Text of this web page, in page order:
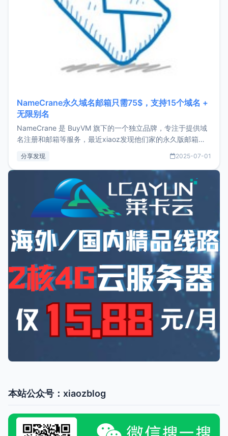
NameCrane永久域名邮箱只需75$，支持15个域名 +
无限别名
NameCrane 是 BuyVM 旗下的一个独立品牌，专注于提供域
名注册和邮箱等服务，最近xiaoz发现他们家的永久版邮箱服
又实惠的域名邮箱，不妨尝试一下 NameCrane。注册
NameCraneNameCrane不支持直接注册，必须要购买
分享发现 2025-07-01
本站公众号：xiaozblog